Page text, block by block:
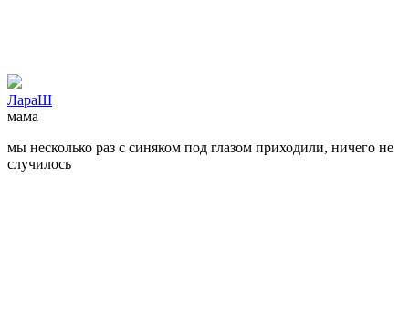
ЛараШ
мама
мы несколько раз с синяком под глазом приходили, ничего не
случилось